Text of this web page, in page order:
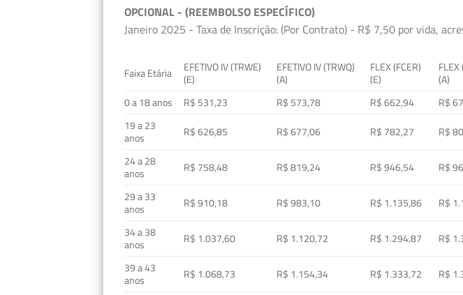
OPCIONAL - (REEMBOLSO ESPECÍFICO)
Janeiro 2025 - Taxa de Inscrição: (Por Contrato) - R$ 7,50 por vida,
Faixa Etária
EFETIVO IV (TRWE)
(E)
EFETIVO IV (TRWQ)
(A)
FLEX (FCER)
(E)
FLEX
(A)
0 a 18 anos
R$ 531,23 R$ 573,78 R$ 662,94 R$
19 a 23
anos
R$ 626,85 R$ 677,06 R$ 782,27 R$
24 a 28
anos
R$ 758,48 R$ 819,24 R$ 946,54 R$
29 a 33
anos
R$ 910,18 R$ 983,10 R$ 1.135,86 R$
34 a 38
anos
R$ 1.037,60 R$ 1.120,72 R$ 1.294,87 R$
39 a 43
anos
R$ 1.068,73 R$ 1.154,34 R$ 1.333,72 R$